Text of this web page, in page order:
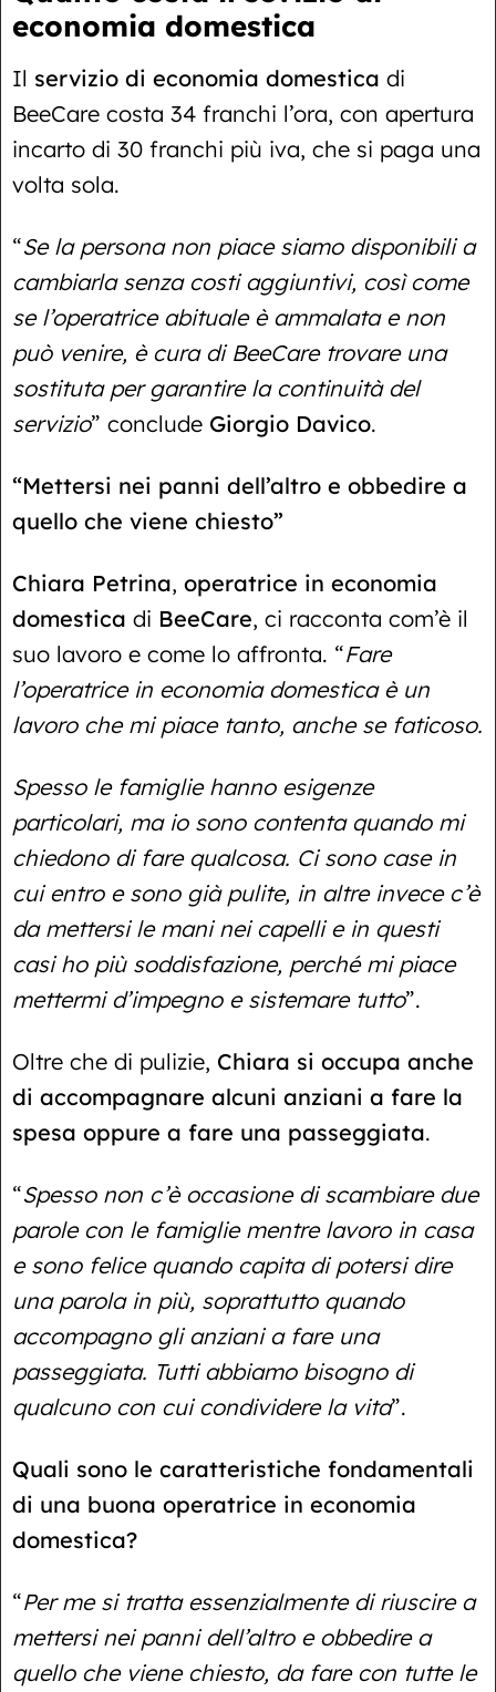
economia domestica
Il servizio di economia domestica di
BeeCare costa 34 franchi l’ora, con apertura
incarto di 30 franchi più iva, che si paga una
volta sola.
“Se la persona non piace siamo disponibili a
cambiarla senza costi aggiuntivi, così come
se l’operatrice abituale è ammalata e non
può venire, è cura di BeeCare trovare una
sostituta per garantire la continuità del
servizio” conclude Giorgio Davico.
“Mettersi nei panni dell’altro e obbedire a
quello che viene chiesto”
Chiara Petrina, operatrice in economia
domestica di BeeCare, ci racconta com’è il
suo lavoro e come lo affronta. “Fare
l’operatrice in economia domestica è un
lavoro che mi piace tanto, anche se faticoso.
Spesso le famiglie hanno esigenze
particolari, ma io sono contenta quando mi
chiedono di fare qualcosa. Ci sono case in
cui entro e sono già pulite, in altre invece c’è
da mettersi le mani nei capelli e in questi
casi ho più soddisfazione, perché mi piace
mettermi d’impegno e sistemare tutto”.
Oltre che di pulizie, Chiara si occupa anche
di accompagnare alcuni anziani a fare la
spesa oppure a fare una passeggiata.
“Spesso non c’è occasione di scambiare due
parole con le famiglie mentre lavoro in casa
e sono felice quando capita di potersi dire
una parola in più, soprattutto quando
accompagno gli anziani a fare una
passeggiata. Tutti abbiamo bisogno di
qualcuno con cui condividere la vita”.
Quali sono le caratteristiche fondamentali
di una buona operatrice in economia
domestica?
“Per me si tratta essenzialmente di riuscire a
mettersi nei panni dell’altro e obbedire a
quello che viene chiesto, da fare con tutte le